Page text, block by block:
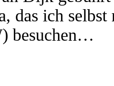
das ich
besuchen…